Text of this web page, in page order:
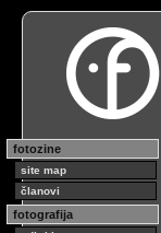
fotozine
site map
članovi
fotografija